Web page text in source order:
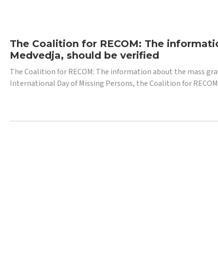
The Coalition for RECOM: The
Medvedja, should be verified
The Coalition for RECOM: The information about the mass
International Day of Missing Persons, the Coalition for